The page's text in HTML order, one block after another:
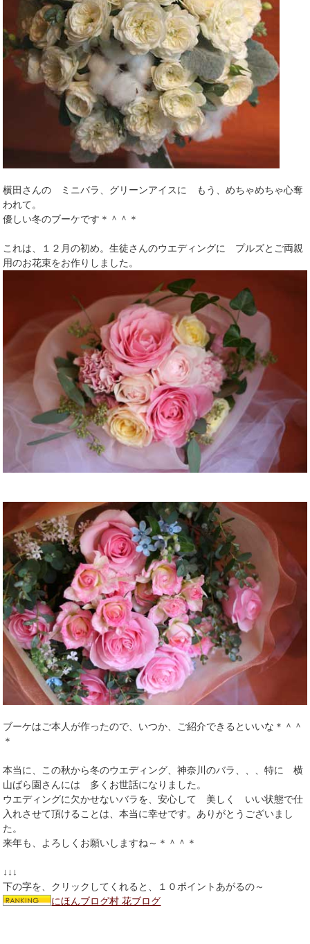
横田さんの ミニバラ、グリーンアイスに もう、めちゃめちゃ心奪
われて。
優しい冬のブーケです＊＾＾＊
これは、１２月の初め。生徒さんのウエディングに プルズとご両親
用のお花束をお作りしました。
ブーケはご本人が作ったので、いつか、ご紹介できるといいな＊＾＾
＊
本当に、この秋から冬のウエディング、神奈川のバラ、、、特に 横
山ばら園さんには 多くお世話になりました。
ウエディングに欠かせないバラを、安心して 美しく いい状態で仕
入れさせて頂けることは、本当に幸せです。ありがとうございまし
た。
来年も、よろしくお願いしますね～＊＾＾＊
↓↓↓
下の字を、クリックしてくれると、１０ポイントあがるの～
にほんブログ村 花ブログ